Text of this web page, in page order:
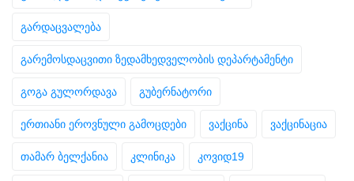
გარდაცვალება
გარემოსდაცვითი ზედამხედველობის დეპარტამენტი
გოგა გულორდავა გუბერნატორი
ერთიანი ეროვნული გამოცდები ვაქცინა ვაქცინაცია
თამარ ბელქანია კლინიკა კოვიდ19